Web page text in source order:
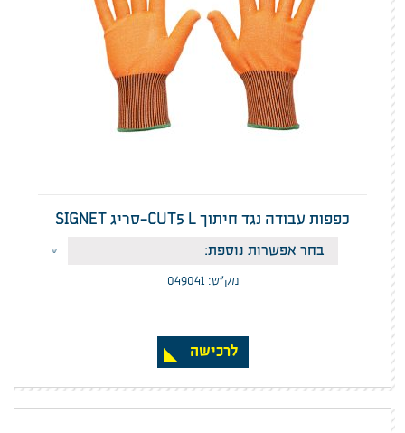
כפפות עבודה נגד חיתוך CUT5 L-סריג SIGNET
מק”ט: 049041
לרכישה